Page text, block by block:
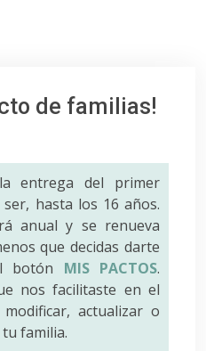
de familias!
entrega del primer
hasta los 16 años.
anual y se renueva
que decidas darte
botón MIS PACTOS.
nos facilitaste en el
actualizar o
familia.